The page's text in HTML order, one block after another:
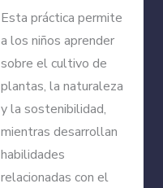
Esta práctica permite
a los niños aprender
sobre el cultivo de
plantas, la naturaleza
y la sostenibilidad,
mientras desarrollan
habilidades
relacionadas con el